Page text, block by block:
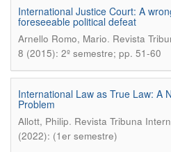
International Justice Court: A
foreseeable political defeat
Arnello Romo, Mario. Revista
8 (2015): 2º semestre; pp. 51-60
International Law as True Law: A
Problem
Allott, Philip. Revista Tribuna
(2022): (1er semestre)